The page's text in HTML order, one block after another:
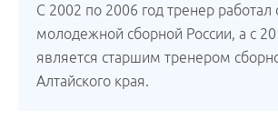
С 2002 по 2006 год тренер
молодежной сборной России, а с
является старшим тренером
Алтайского края.